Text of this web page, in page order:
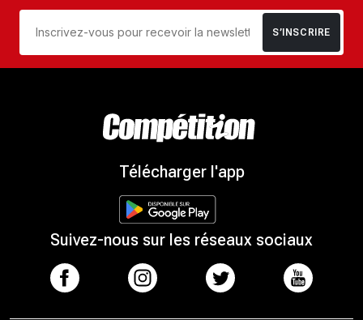
S’INSCRIRE
Télécharger l'app
Suivez-nous sur les réseaux sociaux